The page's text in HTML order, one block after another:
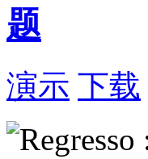
题
演示 下载